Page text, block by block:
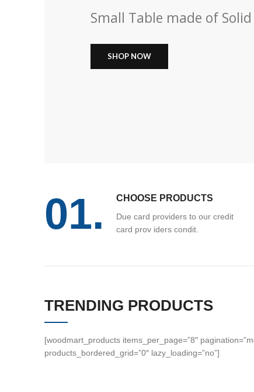
Small Table made of
SHOP NOW
01. CHOOSE PRODUCTS
Due card providers to our credit
card prov iders condit.
TRENDING PRODUCTS
[woodmart_products items_per_page=”8″
products_bordered_grid=”0″ lazy_loading=”no”]